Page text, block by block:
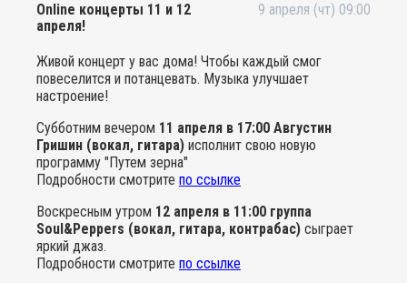
Online концерты 11 и 12
апреля!
9 апреля (чт) 09:00
Живой концерт у вас дома! Чтобы каждый смог
повеселится и потанцевать. Музыка улучшает
настроение!
Субботним вечером 11 апреля в 17:00 Августин
Гришин (вокал, гитара) исполнит свою новую
программу "Путем зерна"
Подробности смотрите по ссылке
Воскресным утром 12 апреля в 11:00 группа
Soul&Peppers (вокал, гитара, контрабас) сыграет
яркий джаз.
Подробности смотрите по ссылке